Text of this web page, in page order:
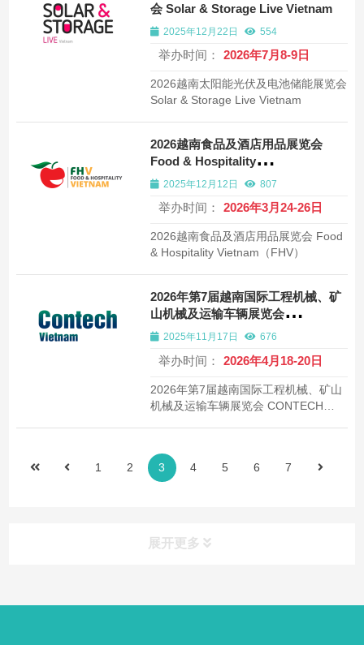
会 Solar & Storage Live Vietnam
2025年12月22日 554
举办时间： 2026年7月8-9日
2026越南太阳能光伏及电池储能展览会
Solar & Storage Live Vietnam
2026越南食品及酒店用品展览会
Food & Hospitality
Vietnam（FHV）
2025年12月12日 807
举办时间： 2026年3月24-26日
2026越南食品及酒店用品展览会 Food
& Hospitality Vietnam（FHV）
2026年第7届越南国际工程机械、矿
山机械及运输车辆展览会
CONTECH VIETNAM
2025年11月17日 676
举办时间： 2026年4月18-20日
2026年第7届越南国际工程机械、矿山
机械及运输车辆展览会 CONTECH
1 2 3 4 5 6 7
展开更多